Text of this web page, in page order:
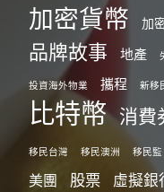
加密貨幣 加
品牌故事 地產
投資海外物業 攜程 新移
比特幣 消費
移民台灣 移民澳洲 移民監
美團 股票 虛擬銀